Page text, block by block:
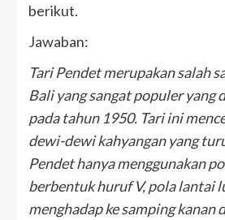
berikut.
Jawaban:
Tari Pendet merupakan salah
Bali yang sangat populer yang
pada tahun 1950. Tari ini
dewi-dewi kahyangan yang
Pendet hanya menggunakan
berbentuk huruf V, pola lantai
menghadap ke samping kanan